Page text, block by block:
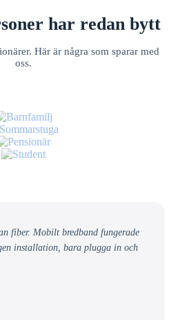
har redan bytt
Här är några som sparar med
oss.
fiber. Mobilt bredband fungerade
installation, bara plugga in och